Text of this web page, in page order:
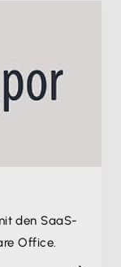
den SaaS-
Office.